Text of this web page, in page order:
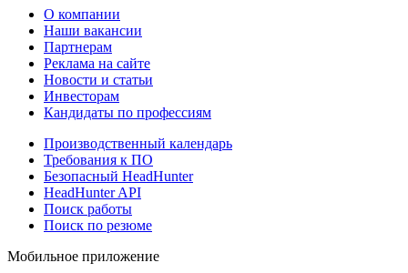
О компании
Наши вакансии
Партнерам
Реклама на сайте
Новости и статьи
Инвесторам
Кандидаты по профессиям
Производственный календарь
Требования к ПО
Безопасный HeadHunter
HeadHunter API
Поиск работы
Поиск по резюме
Мобильное приложение